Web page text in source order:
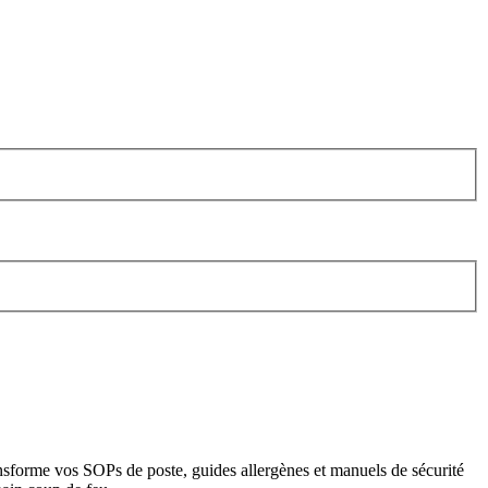
vos SOPs de poste, guides allergènes et manuels de sécurité